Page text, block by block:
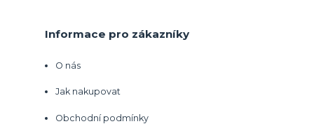
Informace pro zákazníky
O nás
Jak nakupovat
Obchodní podmínky